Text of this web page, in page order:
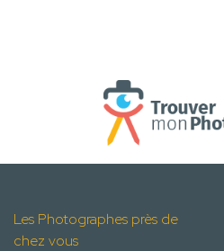
Les Photographes près de
chez vous